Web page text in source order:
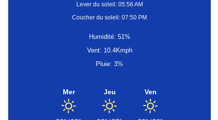
Lever du soleil: 05:56 AM
Coucher du soleil: 07:50 PM
Humidité: 51%
Vent: 10.4Kmph
Pluie: 3%
Mer Jeu Ven